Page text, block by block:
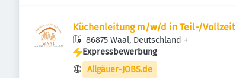
Küchenleitung m/w/d in Teil-/Vollzeit
86875 Waal, Deutschland +
Expressbewerbung
Allgäuer-JOBS.de